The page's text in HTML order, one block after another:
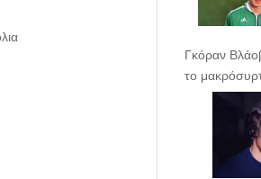
Γκόραν
το